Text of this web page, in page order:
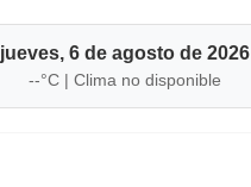
jueves, 6 de agosto de 2026
--°C | Clima no disponible